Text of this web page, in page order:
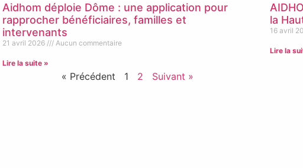
Aidhom déploie Dôme : une application pour
rapprocher bénéficiaires, familles et
intervenants
21 avril 2026 Aucun commentaire
Lire la suite »
la
16 avril
Lire la
« Précédent 1 2 Suivant »